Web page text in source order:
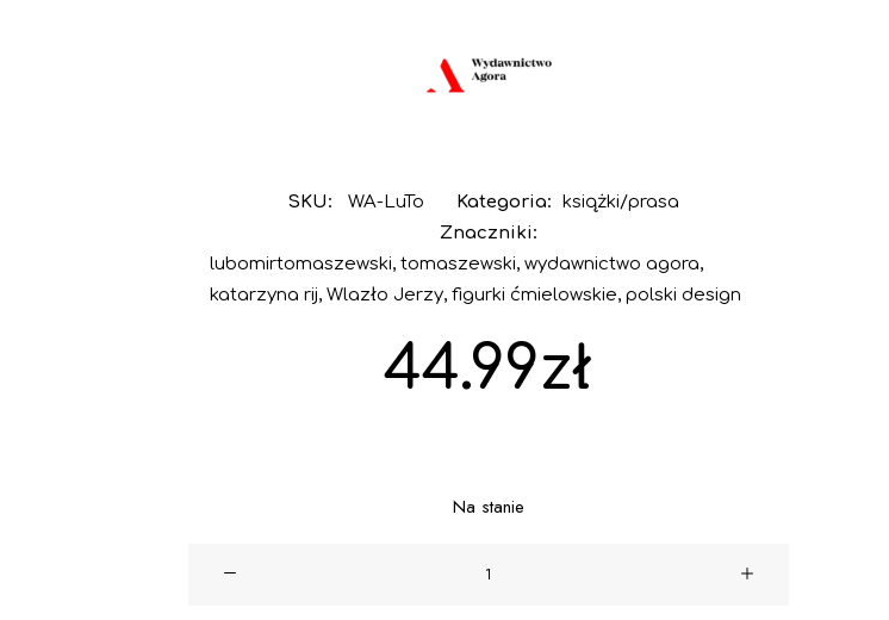
SKU: WA-LuTo Kategoria:
książki/prasa
Znaczniki:
lubomirtomaszewski, tomaszewski, wydawnictwo agora,
katarzyna rij, Wlazło Jerzy, figurki ćmielowskie, polski design
44.99zł
Na stanie